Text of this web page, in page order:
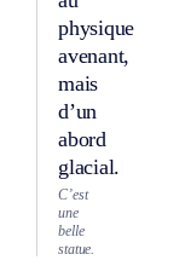
physique
avenant,
mais
d’un
abord
glacial.
C’est
une
belle
statue.